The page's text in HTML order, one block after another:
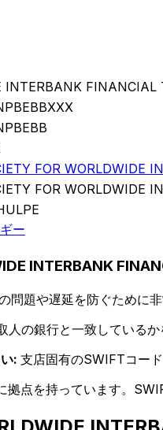
INTERBANK
FOR WORLDWIDE
FOR WORLDWIDE
ー
INTERBANK
問題や遅延を防ぐために
人の銀行と一致しているか
: 支店固有のSWIFTコー
拠点を持っています。